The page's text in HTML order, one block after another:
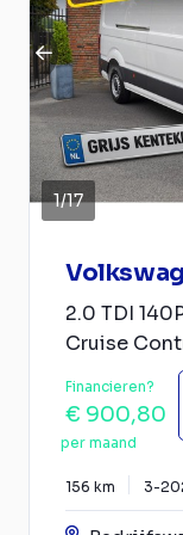
1/17
2.0 TDI
Cruise
Financieren?
€ 900,80
per maand
156 km 3-